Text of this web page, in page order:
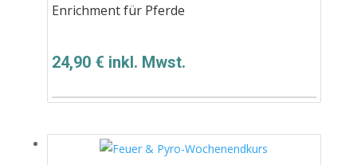
Enrichment für Pferde
24,90 € inkl. Mwst.